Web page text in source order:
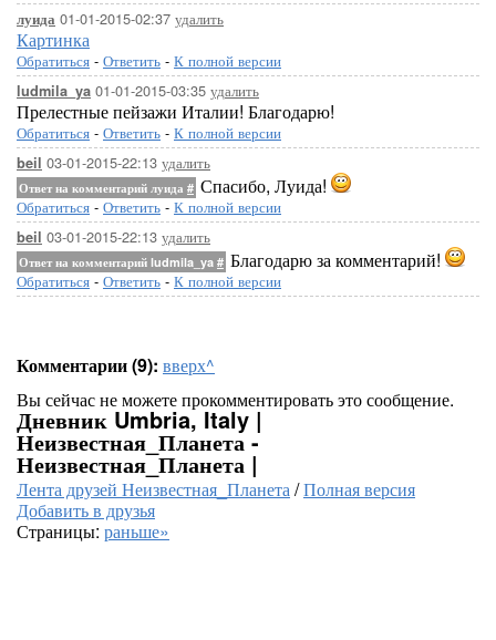
луида 01-01-2015-02:37 удалить
Картинка
Обратиться - Ответить - К полной версии
ludmila_ya 01-01-2015-03:35 удалить
Прелестные пейзажи Италии! Благодарю!
Обратиться - Ответить - К полной версии
beil 03-01-2015-22:13 удалить
Ответ на комментарий луида # Спасибо, Луида!
Обратиться - Ответить - К полной версии
beil 03-01-2015-22:13 удалить
Ответ на комментарий ludmila_ya # Благодарю за комментарий!
Обратиться - Ответить - К полной версии
Комментарии (9): вверх^
Вы сейчас не можете прокомментировать это сообщение.
Дневник Umbria, Italy |
Неизвестная_Планета -
Неизвестная_Планета |
Лента друзей Неизвестная_Планета/Полная версия
Добавить в друзья
Страницы: раньше»